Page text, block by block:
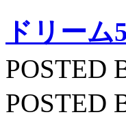
ドリーム
POSTED
POSTED